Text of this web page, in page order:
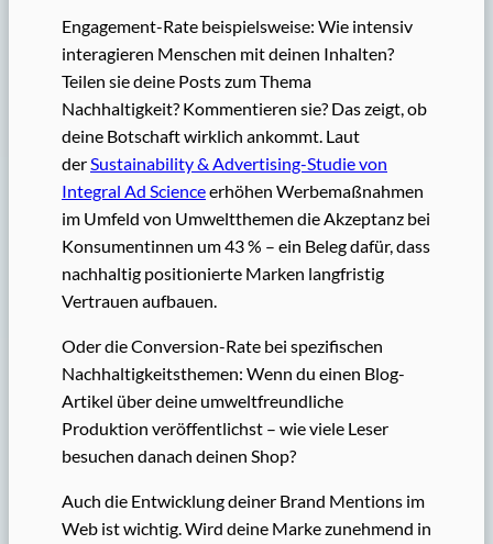
Engagement-Rate beispielsweise: Wie intensiv
interagieren Menschen mit deinen Inhalten?
Teilen sie deine Posts zum Thema
Nachhaltigkeit? Kommentieren sie? Das zeigt, ob
deine Botschaft wirklich ankommt. Laut
derSustainability & Advertising-Studie von
Integral Ad Scienceerhöhen Werbemaßnahmen
im Umfeld von Umweltthemen die Akzeptanz bei
Konsumentinnen um 43 % – ein Beleg dafür, dass
nachhaltig positionierte Marken langfristig
Vertrauen aufbauen.
Oder die Conversion-Rate bei spezifischen
Nachhaltigkeitsthemen: Wenn du einen Blog-
Artikel über deine umweltfreundliche
Produktion veröffentlichst – wie viele Leser
besuchen danach deinen Shop?
Auch die Entwicklung deiner Brand Mentions im
Web ist wichtig. Wird deine Marke zunehmend in